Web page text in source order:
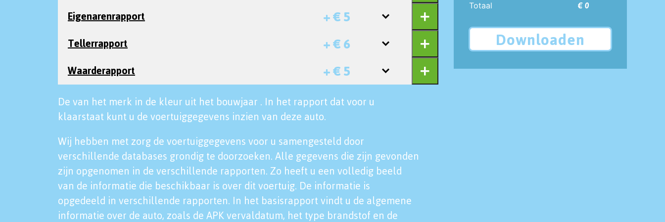
Eigenarenrapport + € 5
Tellerrapport + € 6
Waarderapport + € 5
De van het merk in de kleur uit het bouwjaar . In het rapport dat voor u
klaarstaat kunt u de voertuiggegevens inzien van deze auto.
Wij hebben met zorg de voertuiggegevens voor u samengesteld door
verschillende databases grondig te doorzoeken. Alle gegevens die zijn gevonden
zijn opgenomen in de verschillende rapporten. Zo heeft u een volledig beeld
van de informatie die beschikbaar is over dit voertuig. De informatie is
opgedeeld in verschillende rapporten. In het basisrapport vindt u de algemene
informatie over de auto, zoals de APK vervaldatum, het type brandstof en de
Totaal
€ 0
Downloaden